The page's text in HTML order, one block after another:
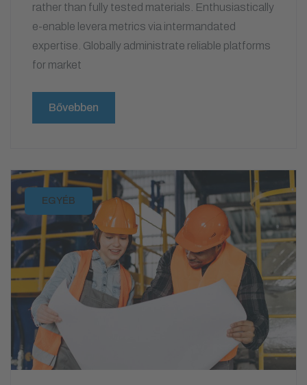
rather than fully tested materials. Enthusiastically
e-enable levera metrics via intermandated
expertise. Globally administrate reliable platforms
for market
Bővebben
EGYÉB